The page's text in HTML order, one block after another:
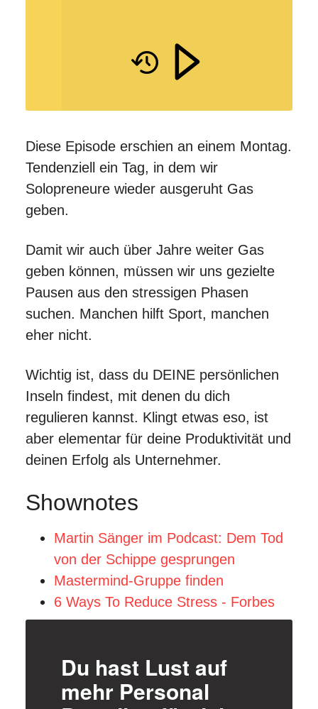
Diese Episode erschien an einem Montag.
Tendenziell ein Tag, in dem wir
Solopreneure wieder ausgeruht Gas
geben.
Damit wir auch über Jahre weiter Gas
geben können, müssen wir uns gezielte
Pausen aus den stressigen Phasen
suchen. Manchen hilft Sport, manchen
eher nicht.
Wichtig ist, dass du DEINE persönlichen
Inseln findest, mit denen du dich
regulieren kannst. Klingt etwas eso, ist
aber elementar für deine Produktivität und
deinen Erfolg als Unternehmer.
Shownotes
Martin Sänger im Podcast: Dem Tod
von der Schippe gesprungen
Mastermind-Gruppe finden
6 Ways To Reduce Stress - Forbes
Du hast Lust auf
mehr Personal